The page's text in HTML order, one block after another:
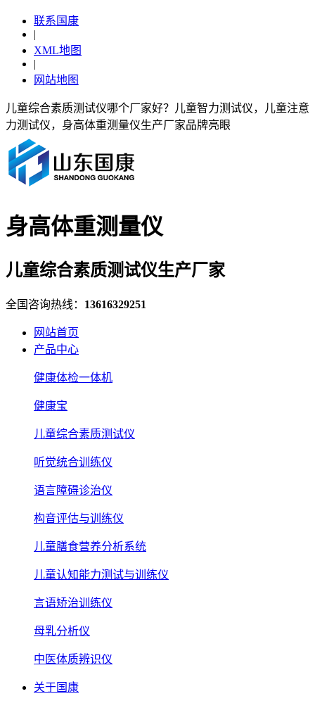
联系国康
|
XML地图
|
网站地图
儿童综合素质测试仪哪个厂家好？儿童智力测试仪，儿童注意
力测试仪，身高体重测量仪生产厂家品牌亮眼
身高体重测量仪
儿童综合素质测试仪生产厂家
全国咨询热线： 13616329251
网站首页
产品中心
健康体检一体机
健康宝
儿童综合素质测试仪
听觉统合训练仪
语言障碍诊治仪
构音评估与训练仪
儿童膳食营养分析系统
儿童认知能力测试与训练仪
言语矫治训练仪
母乳分析仪
中医体质辨识仪
关于国康